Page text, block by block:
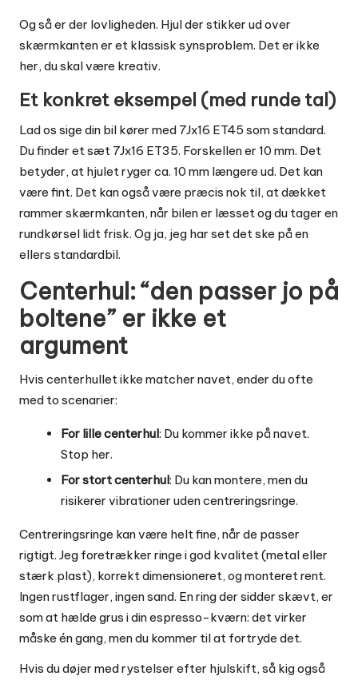
Og så er der lovligheden. Hjul der stikker ud over
skærmkanten er et klassisk synsproblem. Det er ikke
her, du skal være kreativ.
Et konkret eksempel (med runde tal)
Lad os sige din bil kører med 7Jx16 ET45 som standard.
Du finder et sæt 7Jx16 ET35. Forskellen er 10 mm. Det
betyder, at hjulet ryger ca. 10 mm længere ud. Det kan
være fint. Det kan også være præcis nok til, at dækket
rammer skærmkanten, når bilen er læsset og du tager en
rundkørsel lidt frisk. Og ja, jeg har set det ske på en
ellers standardbil.
Centerhul: “den passer jo på
boltene” er ikke et
argument
Hvis centerhullet ikke matcher navet, ender du ofte
med to scenarier:
For lille centerhul: Du kommer ikke på navet.
Stop her.
For stort centerhul: Du kan montere, men du
risikerer vibrationer uden centreringsringe.
Centreringsringe kan være helt fine, når de passer
rigtigt. Jeg foretrækker ringe i god kvalitet (metal eller
stærk plast), korrekt dimensioneret, og monteret rent.
Ingen rustflager, ingen sand. En ring der sidder skævt, er
som at hælde grus i din espresso-kværn: det virker
måske én gang, men du kommer til at fortryde det.
Hvis du døjer med rystelser efter hjulskift, så kig også